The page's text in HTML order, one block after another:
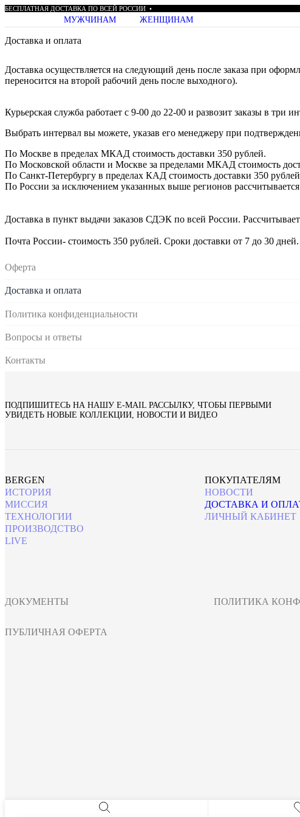
БЕСПЛАТНАЯ ДОСТАВКА ПО ВСЕЙ РОССИИ •
МУЖЧИНАМ ЖЕНЩИНАМ
Доставка и оплата
Доставка осуществляется на следующий день после заказа при
переносится на второй рабочий день после выходного).
Курьерская служба работает с 9-00 до 22-00 и развозит заказы в три
Выбрать интервал вы можете, указав его менеджеру при
По Москве в пределах МКАД стоимость доставки 350 рублей.
По Московской области и Москве за пределами МКАД стоимость
По Санкт-Петербургу в пределах КАД стоимость доставки 350
По России за исключением указанных выше регионов
Доставка в пункт выдачи заказов СДЭК по всей России.
Почта России- стоимость 350 рублей. Сроки доставки от 7 до 30 дней.
Оферта
Доставка и оплата
Политика конфиденциальности
Вопросы и ответы
Контакты
ПОДПИШИТЕСЬ НА НАШУ E‑MAIL РАССЫЛКУ, ЧТОБЫ ПЕРВЫМИ
УВИДЕТЬ НОВЫЕ КОЛЛЕКЦИИ, НОВОСТИ И ВИДЕО
BERGEN
ИСТОРИЯ
МИССИЯ
ТЕХНОЛОГИИ
ПРОИЗВОДСТВО
LIVE
ПОКУПАТЕЛЯМ
НОВОСТИ
ДОСТАВКА И
ЛИЧНЫЙ КАБИНЕТ
ДОКУМЕНТЫ ПОЛИТИКА
ПУБЛИЧНАЯ ОФЕРТА